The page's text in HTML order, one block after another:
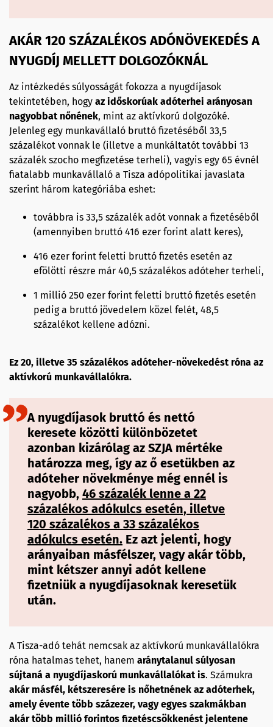
AKÁR 120 SZÁZALÉKOS ADÓNÖVEKEDÉS A
NYUGDÍJ MELLETT DOLGOZÓKNÁL
Az intézkedés súlyosságát fokozza a nyugdíjasok
tekintetében, hogy az időskorúak adóterhei arányosan
nagyobbat nőnének, mint az aktívkorú dolgozóké.
Jelenleg egy munkavállaló bruttó fizetéséből 33,5
százalékot vonnak le (illetve a munkáltatót további 13
százalék szocho megfizetése terheli), vagyis egy 65 évnél
fiatalabb munkavállaló a Tisza adópolitikai javaslata
szerint három kategóriába eshet:
továbbra is 33,5 százalék adót vonnak a fizetéséből
(amennyiben bruttó 416 ezer forint alatt keres),
416 ezer forint feletti bruttó fizetés esetén az
efölötti részre már 40,5 százalékos adóteher terheli,
1 millió 250 ezer forint feletti bruttó fizetés esetén
pedig a bruttó jövedelem közel felét, 48,5
százalékot kellene adózni.
Ez 20, illetve 35 százalékos adóteher-növekedést róna az
aktívkorú munkavállalókra.
A nyugdíjasok bruttó és nettó
keresete közötti különbözetet
azonban kizárólag az SZJA mértéke
határozza meg, így az ő esetükben az
adóteher növekménye még ennél is
nagyobb, 46 százalék lenne a 22
százalékos adókulcs esetén, illetve
120 százalékos a 33 százalékos
adókulcs esetén. Ez azt jelenti, hogy
arányaiban másfélszer, vagy akár több,
mint kétszer annyi adót kellene
fizetniük a nyugdíjasoknak keresetük
után.
A Tisza-adó tehát nemcsak az aktívkorú munkavállalókra
róna hatalmas tehet, hanem aránytalanul súlyosan
sújtaná a nyugdíjaskorú munkavállalókat is. Számukra
akár másfél, kétszeresére is nőhetnének az adóterhek,
amely évente több százezer, vagy egyes szakmákban
akár több millió forintos fizetéscsökkenést jelentene